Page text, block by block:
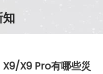
X9/X9 Pro有哪些災